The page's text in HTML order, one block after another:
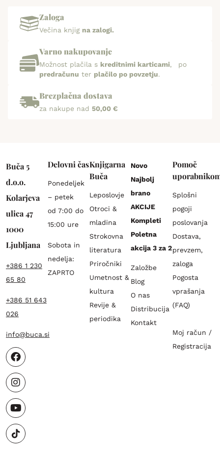
Zaloga
Večina knjig na zalogi.
Varno nakupovanje
Možnost plačila s kreditnimi karticami, po
predračunu ter plačilo po povzetju.
Brezplačna dostava
za nakupe nad 50,00 €
Buča 5
d.o.o.
Kolarjeva
ulica 47
1000
Ljubljana
+386 1 230
65 80
+386 51 643
026
info@buca.si
Delovni čas
Ponedeljek
– petek
od 7:00 do
15:00 ure
Sobota in
nedelja:
ZAPRTO
Knjigarna
Buča
Leposlovje
Otroci &
mladina
Strokovna
literatura
Priročniki
Umetnost &
kultura
Revije &
periodika
Novo
Najbolj
brano
AKCIJE
Kompleti
Poletna
akcija 3 za 2
Založbe
Blog
O nas
Distribucija
Kontakt
Pomoč
Splošni
pogoji
poslovanja
Dostava,
prevzem,
zaloga
Pogosta
vprašanja
(FAQ)
Moj račun /
Registracija